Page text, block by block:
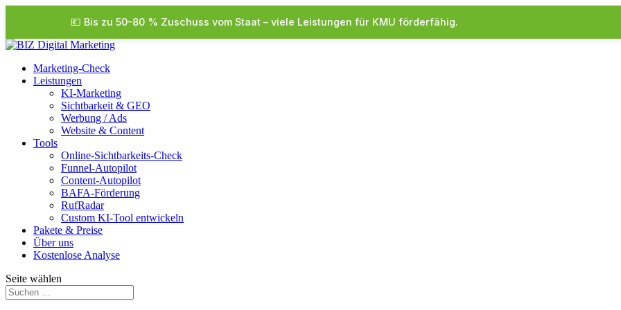
💶 Bis zu 50–80 % Zuschuss vom Staat – viele Leistungen für KMU förderfähig.
Marketing-Check
Leistungen
KI-Marketing
Sichtbarkeit & GEO
Werbung / Ads
Website & Content
Tools
Online-Sichtbarkeits-Check
Funnel-Autopilot
Content-Autopilot
BAFA-Förderung
RufRadar
Custom KI-Tool entwickeln
Pakete & Preise
Über uns
Kostenlose Analyse
Seite wählen